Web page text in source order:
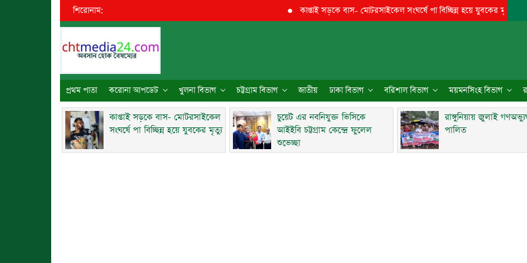
শিরোনাম: কাপ্তাই সড়কে বাস- মোটরসাইকেল সংঘর্ষে পা বিচ্ছিন্ন হয়ে যুবকের মৃত্যু●
প্রথম পাতা করোনা আপডেট খুলনা বিভাগ চট্টগ্রাম বিভাগ জাতীয় ঢাকা বিভাগ বরিশাল বিভাগ ময়মনসিংহ বিভাগ
কাপ্তাই সড়কে বাস- মোটরসাইকেল
সংঘর্ষে পা বিচ্ছিন্ন হয়ে যুবকের মৃত্যু
চুয়েট এর নবনিযুক্ত ভিসিকে
আইইবি চট্টগ্রাম কেন্দ্রে ফুলেল
শুভেচ্ছা
রাঙ্গুনিয়ায় জুলাই
পালিত